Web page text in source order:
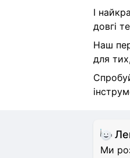
І
довгі
Наш
для
Ми